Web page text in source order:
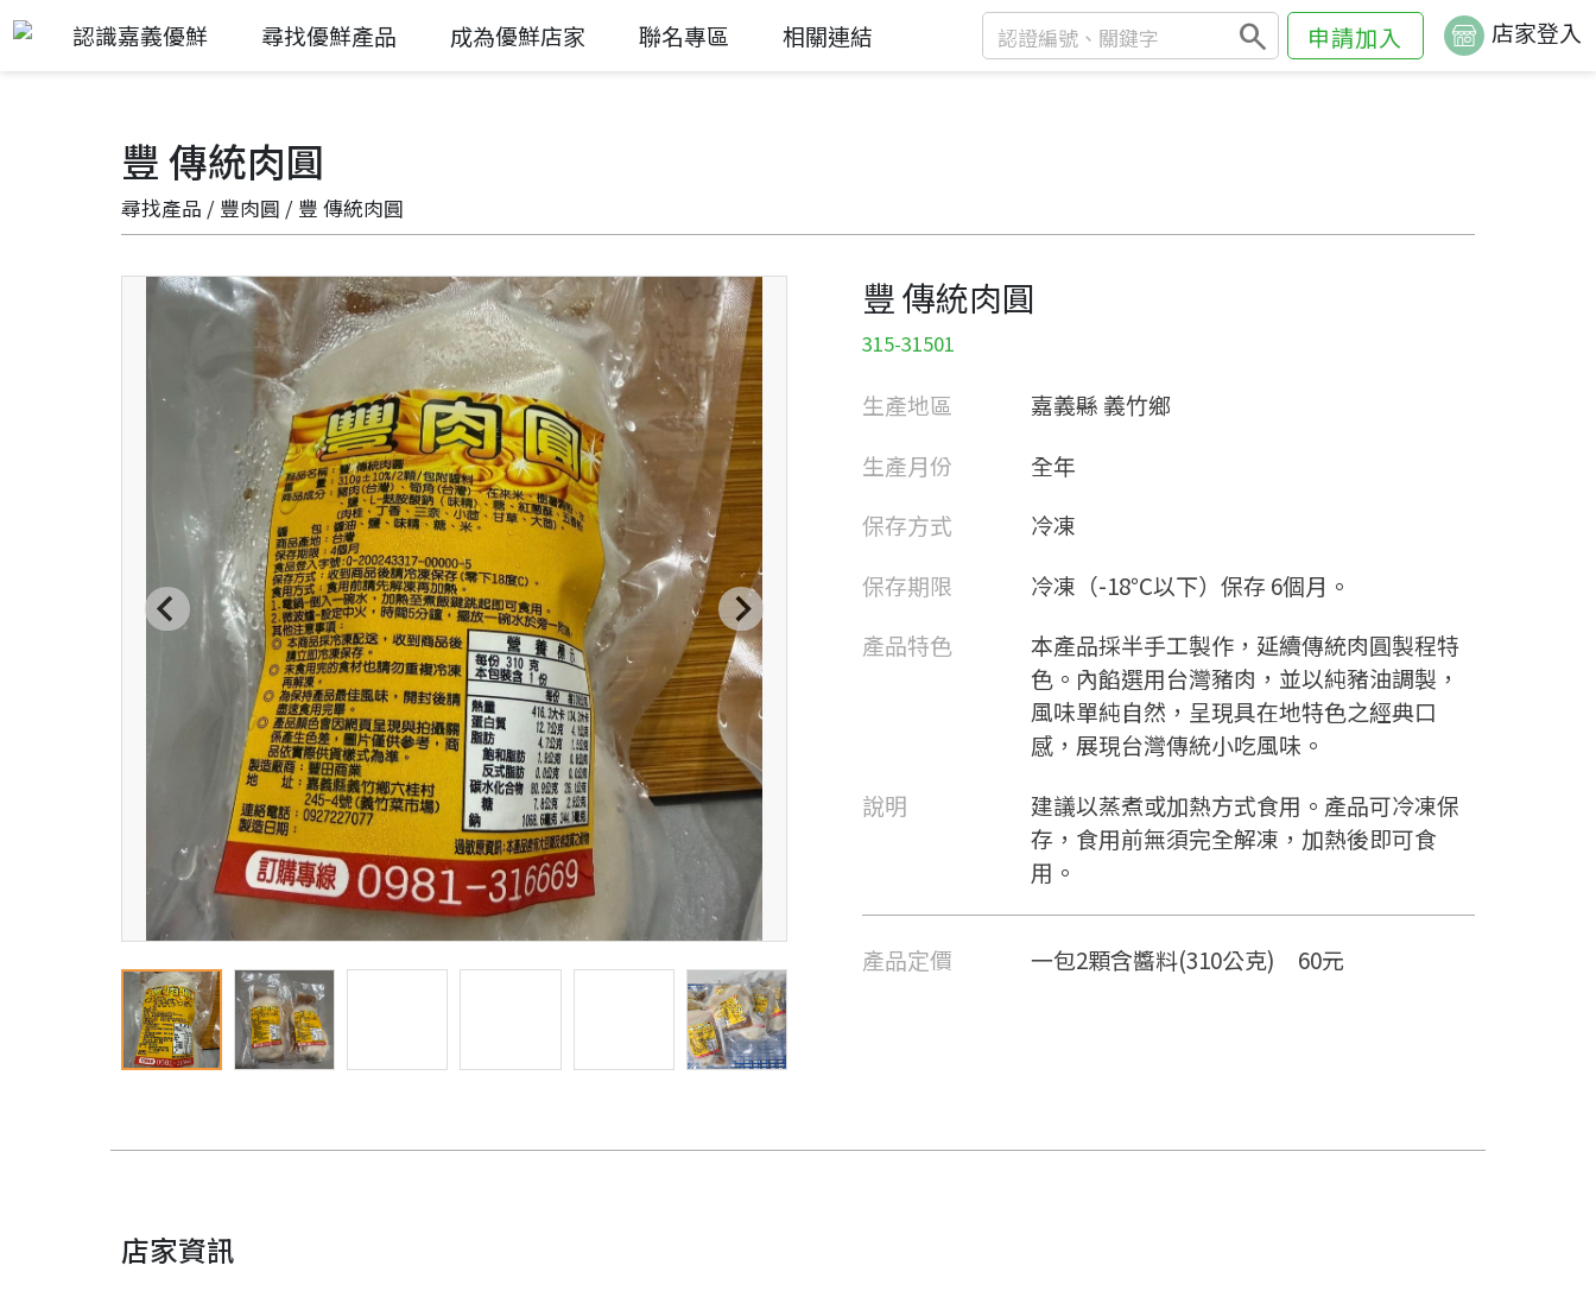
認識嘉義優鮮 尋找優鮮產品 成為優鮮店家 聯名專區 相關連結 search 申請加入 店家登入
豐 傳統肉圓
尋找產品 / 豐肉圓 / 豐 傳統肉圓
豐 傳統肉圓
315-31501
生產地區
嘉義縣 義竹鄉
生產月份
全年
保存方式
冷凍
保存期限
冷凍（-18℃以下）保存 6個月。
產品特色
本產品採半手工製作，延續傳統肉圓製程特
色。內餡選用台灣豬肉，並以純豬油調製，
風味單純自然，呈現具在地特色之經典口
感，展現台灣傳統小吃風味。
說明
建議以蒸煮或加熱方式食用。產品可冷凍保
存，食用前無須完全解凍，加熱後即可食
用。
產品定價 一包2顆含醬料(310公克) 60元
店家資訊